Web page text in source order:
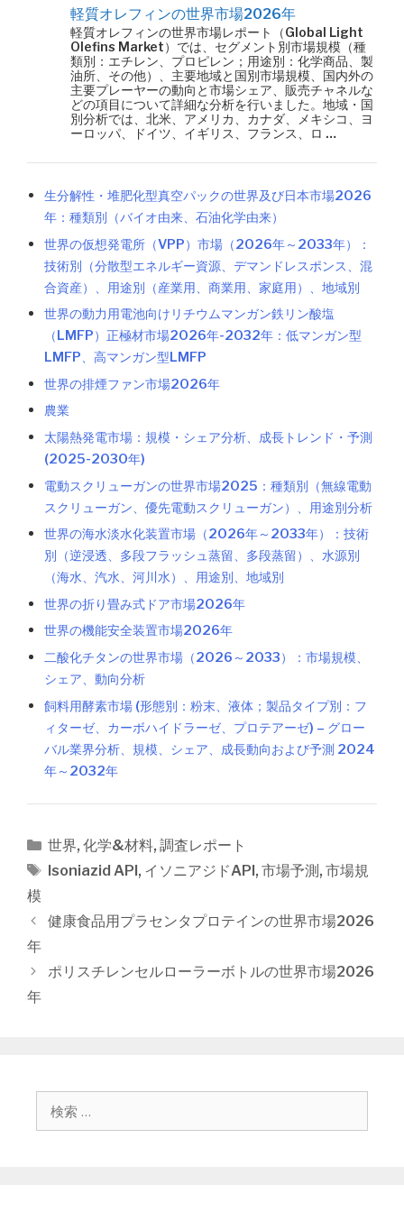
軽質オレフィンの世界市場2026年
軽質オレフィンの世界市場レポート（Global Light
Olefins Market）では、セグメント別市場規模（種
類別：エチレン、プロピレン；用途別：化学商品、製
油所、その他）、主要地域と国別市場規模、国内外の
主要プレーヤーの動向と市場シェア、販売チャネルな
どの項目について詳細な分析を行いました。地域・国
別分析では、北米、アメリカ、カナダ、メキシコ、ヨ
ーロッパ、ドイツ、イギリス、フランス、ロ …
生分解性・堆肥化型真空パックの世界及び日本市場2026
年：種類別（バイオ由来、石油化学由来）
世界の仮想発電所（VPP）市場（2026年～2033年）：
技術別（分散型エネルギー資源、デマンドレスポンス、混
合資産）、用途別（産業用、商業用、家庭用）、地域別
世界の動力用電池向けリチウムマンガン鉄リン酸塩
（LMFP）正極材市場2026年-2032年：低マンガン型
LMFP、高マンガン型LMFP
世界の排煙ファン市場2026年
農業
太陽熱発電市場：規模・シェア分析、成長トレンド・予測
(2025-2030年)
電動スクリューガンの世界市場2025：種類別（無線電動
スクリューガン、優先電動スクリューガン）、用途別分析
世界の海水淡水化装置市場（2026年～2033年）：技術
別（逆浸透、多段フラッシュ蒸留、多段蒸留）、水源別
（海水、汽水、河川水）、用途別、地域別
世界の折り畳み式ドア市場2026年
世界の機能安全装置市場2026年
二酸化チタンの世界市場（2026～2033）：市場規模、
シェア、動向分析
飼料用酵素市場 (形態別：粉末、液体；製品タイプ別：フ
ィターゼ、カーボハイドラーゼ、プロテアーゼ) – グロー
バル業界分析、規模、シェア、成長動向および予測 2024
年～2032年
カ
テ
ー
世界, 化学&材料, 調査レポート
タ
Isoniazid API, イソニアジドAPI, 市場予測 , 市場規
模
投
稿
ゲ
ン
健康食品用プラセンタプロテインの世界市場2026
年
ポリスチレンセルローラーボトルの世界市場2026
年